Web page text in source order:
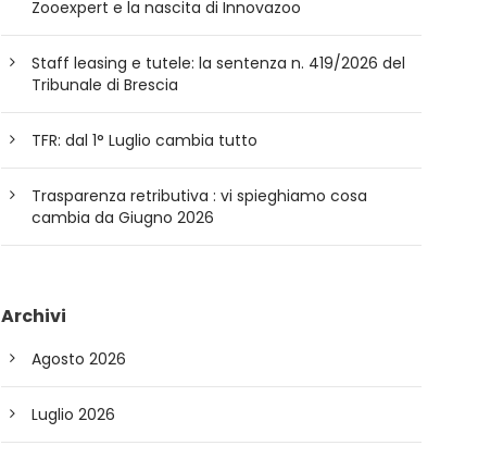
Zooexpert e la nascita di Innovazoo
Staff leasing e tutele: la sentenza n. 419/2026 del
Tribunale di Brescia
TFR: dal 1° Luglio cambia tutto
Trasparenza retributiva : vi spieghiamo cosa
cambia da Giugno 2026
Archivi
Agosto 2026
Luglio 2026